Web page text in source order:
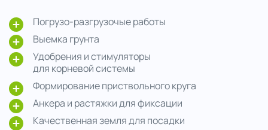
Погрузо-разгрузочые работы
Выемка грунта
Удобрения и стимуляторы
для корневой системы
Формирование приствольного круга
Анкера и растяжки для фиксации
Качественная земля для посадки